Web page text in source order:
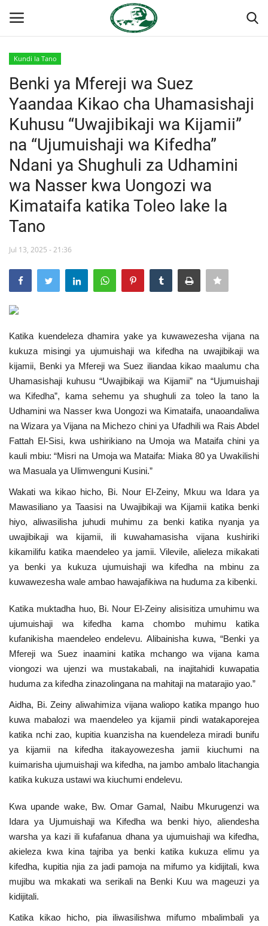
Nyumba
Jukwaa la Nasser la Kimataifa
Wasiliana
Onyesho la Majaribio
Misri
Urithi wa Nasser
Harakati ya Nasser kwa Vijana
Kanuni na Masharti ya Udhamini wa
Nasser
Udhamini wa Nasser
Nyaraka na Marejeleo
Waanzilishi
Raia wa ulimwengu mzima
Nyaraka
Nafasi
Washiriki
Video
Maonyesho
Wadhamini
Language
English Swahili español
French Arabic
Kundi la Tano
Benki ya Mfereji wa Suez
Yaandaa Kikao cha Uhamasishaji
Kuhusu “Uwajibikaji wa Kijamii”
na “Ujumuishaji wa Kifedha”
Ndani ya Shughuli za Udhamini
wa Nasser kwa Uongozi wa
Kimataifa katika Toleo lake la
Tano
Jul 13, 2025 - 21:36
Katika kuendeleza dhamira yake ya kuwawezesha vijana na
kukuza misingi ya ujumuishaji wa kifedha na uwajibikaji wa
kijamii, Benki ya Mfereji wa Suez iliandaa kikao maalumu cha
Uhamasishaji kuhusu “Uwajibikaji wa Kijamii” na “Ujumuishaji
wa Kifedha”, kama sehemu ya shughuli za toleo la tano la
Udhamini wa Nasser kwa Uongozi wa Kimataifa, unaoandaliwa
na Wizara ya Vijana na Michezo chini ya Ufadhili wa Rais Abdel
Fattah El-Sisi, kwa ushirikiano na Umoja wa Mataifa chini ya
kauli mbiu: “Misri na Umoja wa Mataifa: Miaka 80 ya Uwakilishi
wa Masuala ya Ulimwenguni Kusini.”
Wakati wa kikao hicho, Bi. Nour El-Zeiny, Mkuu wa Idara ya
Mawasiliano ya Taasisi na Uwajibikaji wa Kijamii katika benki
hiyo, aliwasilisha juhudi muhimu za benki katika nyanja ya
uwajibikaji wa kijamii, ili kuwahamasisha vijana kushiriki
kikamilifu katika maendeleo ya jamii. Vilevile, alieleza mikakati
ya benki ya kukuza ujumuishaji wa kifedha na mbinu za
kuwawezesha wale ambao hawajafikiwa na huduma za kibenki.
Katika muktadha huo, Bi. Nour El-Zeiny alisisitiza umuhimu wa
ujumuishaji wa kifedha kama chombo muhimu katika
kufanikisha maendeleo endelevu. Alibainisha kuwa, “Benki ya
Mfereji wa Suez inaamini katika mchango wa vijana kama
viongozi wa ujenzi wa mustakabali, na inajitahidi kuwapatia
huduma za kifedha zinazolingana na mahitaji na matarajio yao.”
Aidha, Bi. Zeiny aliwahimiza vijana waliopo katika mpango huo
kuwa mabalozi wa maendeleo ya kijamii pindi watakaporejea
katika nchi zao, kupitia kuanzisha na kuendeleza miradi bunifu
ya kijamii na kifedha itakayowezesha jamii kiuchumi na
kuimarisha ujumuishaji wa kifedha, na jambo ambalo litachangia
katika kukuza ustawi wa kiuchumi endelevu.
Kwa upande wake, Bw. Omar Gamal, Naibu Mkurugenzi wa
Idara ya Ujumuishaji wa Kifedha wa benki hiyo, aliendesha
warsha ya kazi ili kufafanua dhana ya ujumuishaji wa kifedha,
akieleza kwa kina tajriba ya benki katika kukuza elimu ya
kifedha, kupitia njia za jadi pamoja na mifumo ya kidijitali, kwa
mujibu wa mkakati wa serikali na Benki Kuu wa mageuzi ya
kidijitali.
Katika kikao hicho, pia iliwasilishwa mifumo mbalimbali ya